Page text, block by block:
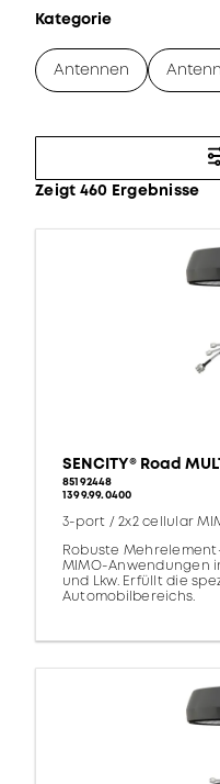
Kategorie
Antennen
Zeigt 460 Ergebnisse
SENCITY® Road
85192448
1399.99.0400
3-port / 2x2 cellular
Robuste
MIMO-Anwendungen
und Lkw. Erfüllt die
Automobilbereichs.